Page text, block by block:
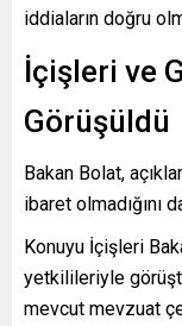
iddiaların doğru
İçişleri ve
Görüşüldü
Bakan Bolat,
ibaret olmadığını
Konuyu İçişleri
yetkilileriyle
mevcut mevzuat